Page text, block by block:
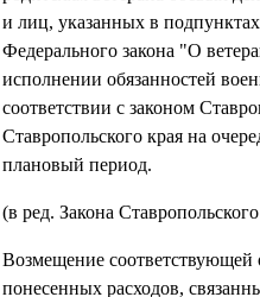
и лиц, указанных в
Федерального закона "О
исполнении обязанностей
соответствии с законом
Ставропольского края на
плановый период.
(в ред. Закона
Возмещение соответствующей
понесенных расходов,